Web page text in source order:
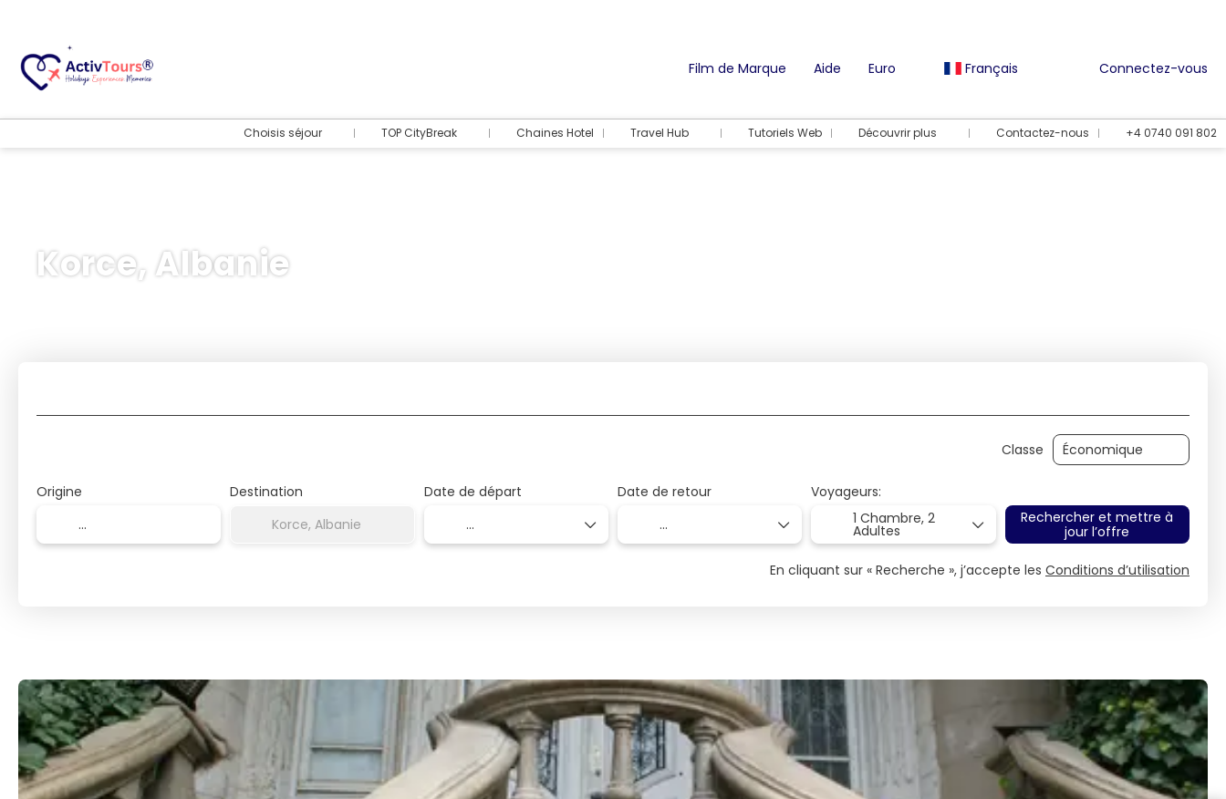
Film de Marque Aide Euro Français Connectez-vous
Choisis séjour TOP CityBreak Chaines Hotel Travel Hub Tutoriels Web Découvrir plus Contactez-nous +4 0740 091 802
Korce, Albanie
Classe
Origine Destination Date de départ Date de retour
Voyageurs:
1 Chambre,2
Adultes
Rechercher et mettre à
jour l’offre
En cliquant sur « Recherche », j’accepte les Conditions d’utilisation